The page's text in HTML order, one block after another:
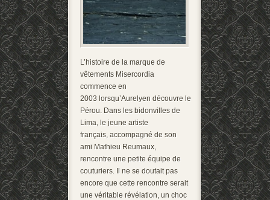
L’histoire de la marque de
vêtements Misercordia
commence en
2003 lorsqu’Aurelyen découvre le
Pérou. Dans les bidonvilles de
Lima, le jeune artiste
français, accompagné de son
ami Mathieu Reumaux,
rencontre une petite équipe de
couturiers. Il ne se doutait pas
encore que cette rencontre serait
une véritable révélation, un choc